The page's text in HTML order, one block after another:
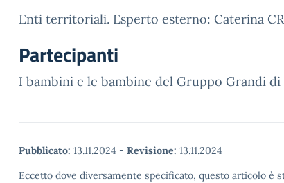
Enti territoriali. Esperto esterno: Caterina
Partecipanti
I bambini e le bambine del Gruppo Grandi
Pubblicato: 13.11.2024 - Revisione: 13.11.2024
Eccetto dove diversamente specificato, questo articolo è